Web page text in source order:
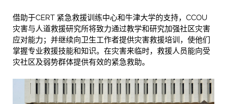
借助于CERT 紧急救援训练中心和牛津大学的支持，CCOU
灾害与人道救援研究所将致力通过教学和研究加强社区灾害
应对能力；并继续向卫生工作者提供灾害救援培训，使他们
掌握专业救援技能和知识。在灾害来临时，救援人员能向受
灾社区及弱势群体提供有效的紧急救助。